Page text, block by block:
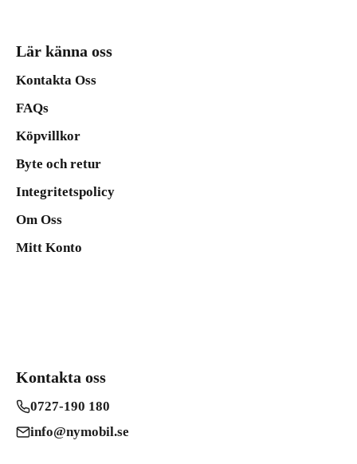
Lär känna oss
Kontakta Oss
FAQs
Köpvillkor
Byte och retur
Integritetspolicy
Om Oss
Mitt Konto
Kontakta oss
0727-190 180
info@nymobil.se